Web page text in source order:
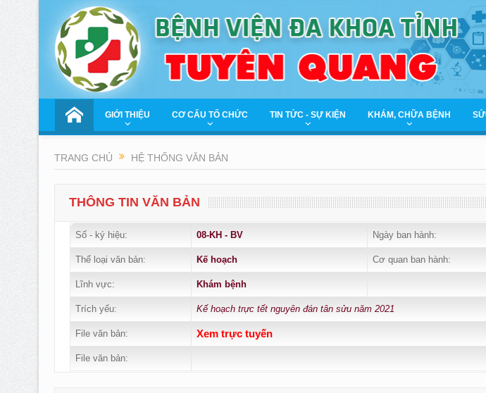
GIỚI THIỆU CƠ CẤU TỔ CHỨC TIN TỨC - SỰ KIỆN KHÁM, CHỮA BỆNH
TRANG CHỦ HỆ THỐNG VĂN BẢN
THÔNG TIN VĂN BẢN
Số - ký hiệu: 08-KH - BV Ngày ban hành:
Thể loại văn bản: Kế hoạch Cơ quan ban hành:
Lĩnh vực: Khám bệnh
Trích yếu: Kế hoạch trực tết nguyên đán tân sửu năm 2021
File văn bản: Xem trực tuyến
File văn bản: